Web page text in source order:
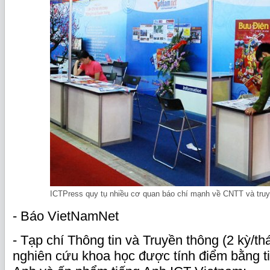
ICTPress quy tụ nhiều cơ quan báo chí mạnh về CNTT và
- Báo VietNamNet
- Tạp chí Thông tin và Truyền thông (2 kỳ/
nghiên cứu khoa học được tính điểm bằng